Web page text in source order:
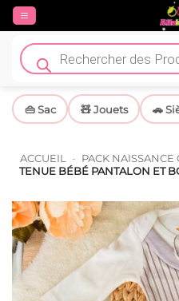
Passer
contenu
Recherche
de
produits
👜 Sac 🧸 Jouets 🚗
ACCUEIL - PACK
TENUE BÉBÉ PANTALON ET